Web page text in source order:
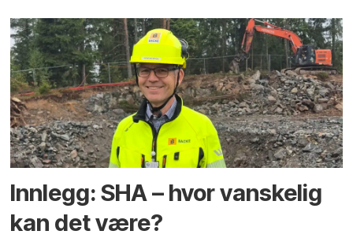
Innlegg: SHA – hvor vanskelig
kan det være?